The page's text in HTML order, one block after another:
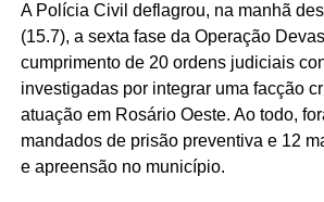
A Polícia Civil deflagrou, na manhã
(15.7), a sexta fase da Operação
cumprimento de 20 ordens judiciais
investigadas por integrar uma facção
atuação em Rosário Oeste. Ao todo,
mandados de prisão preventiva e 12
e apreensão no município.